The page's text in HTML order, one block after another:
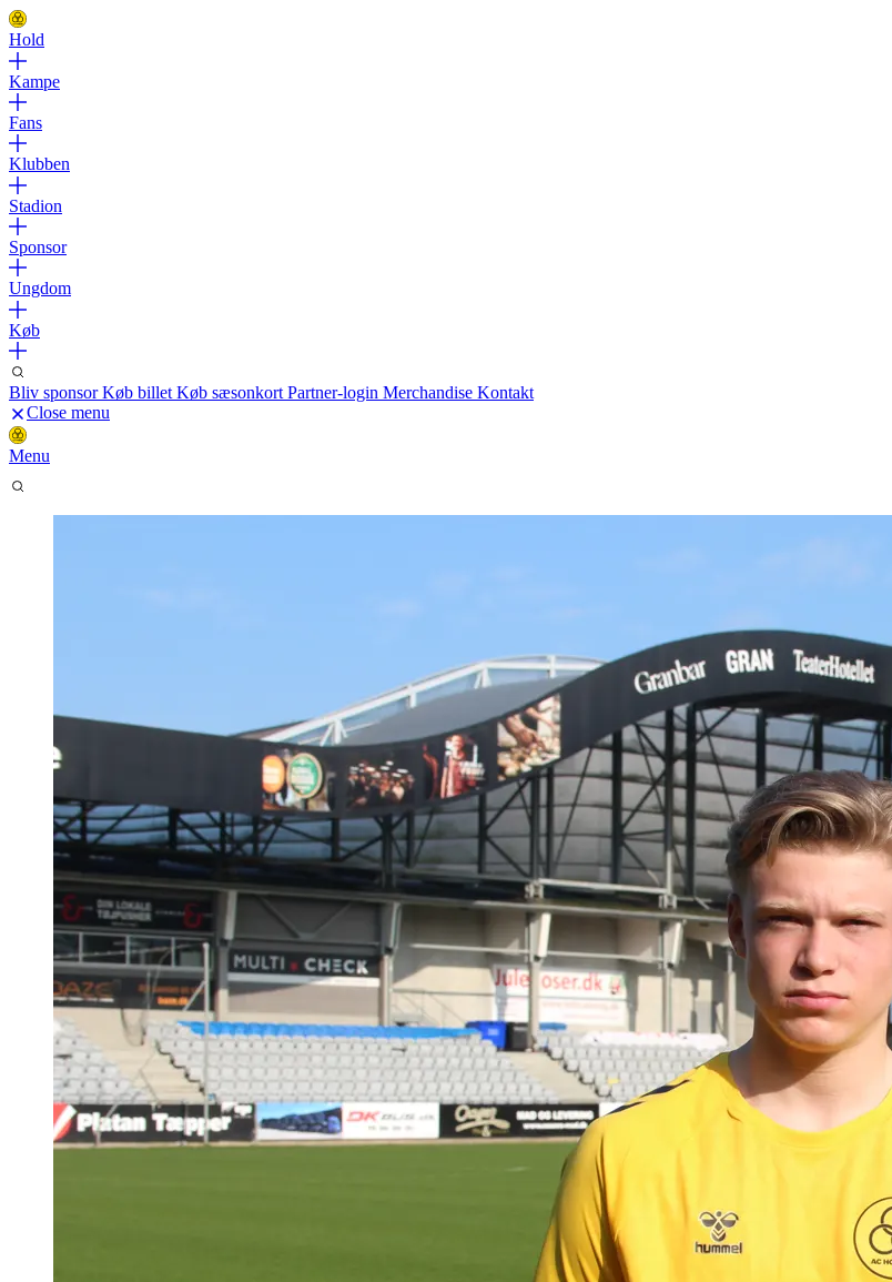
Hold
Kampe
Fans
Klubben
Stadion
Sponsor
Ungdom
Køb
Bliv sponsorKøb billet Køb sæsonkort Partner-login Merchandise Kontakt
Close menu
Menu